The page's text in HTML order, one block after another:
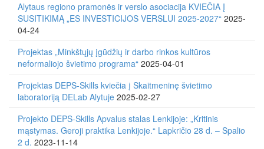
Alytaus regiono pramonės ir verslo asociacija KVIEČIA Į
SUSITIKIMĄ „ES INVESTICIJOS VERSLUI 2025-2027“ 2025-
04-24
Projektas „Minkštųjų įgūdžių ir darbo rinkos kultūros
neformaliojo švietimo programa“ 2025-04-01
Projektas DEPS-Skills kviečia į Skaitmeninę švietimo
laboratoriją DELab Alytuje 2025-02-27
Projekto DEPS-Skills Apvalus stalas Lenkijoje: „Kritinis
mąstymas. Geroji praktika Lenkijoje.“ Lapkričio 28 d. – Spalio
2 d. 2023-11-14